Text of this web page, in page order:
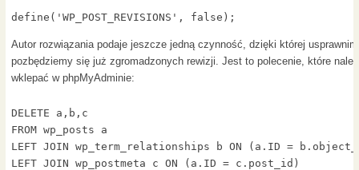
define('WP_POST_REVISIONS', false);
Autor rozwiązania podaje jeszcze jedną czynność, dzięki której
pozbędziemy się już zgromadzonych rewizji. Jest to polecenie, które
wklepać w phpMyAdminie:
DELETE a,b,c
FROM wp_posts a
LEFT JOIN wp_term_relationships b ON (a.ID =
LEFT JOIN wp_postmeta c ON (a.ID = c.post_id)